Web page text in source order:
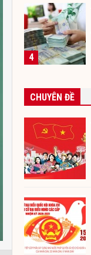
4
CHUYÊN ĐỀ